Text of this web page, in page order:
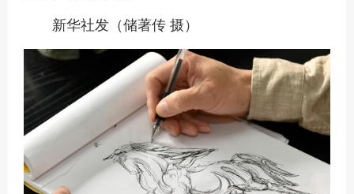
新华社发（储著传 摄）